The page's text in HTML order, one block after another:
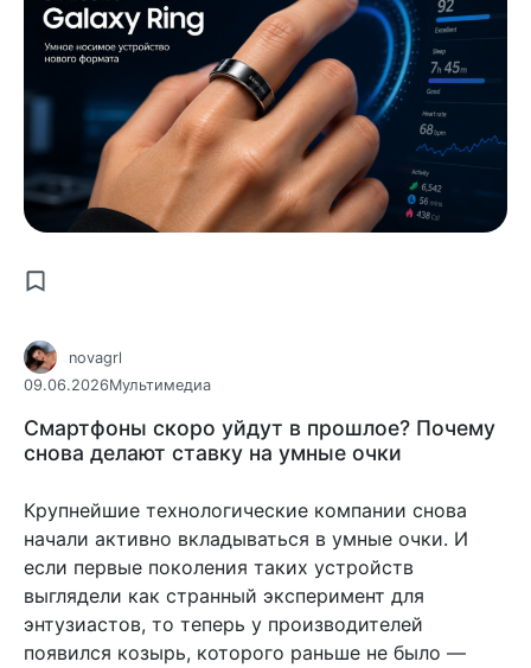
novagrl
09.06.2026Мультимедиа
Смартфоны скоро уйдут в прошлое? Почему
снова делают ставку на умные очки
Крупнейшие технологические компании снова
начали активно вкладываться в умные очки. И
если первые поколения таких устройств
выглядели как странный эксперимент для
энтузиастов, то теперь у производителей
появился козырь, которого раньше не было —